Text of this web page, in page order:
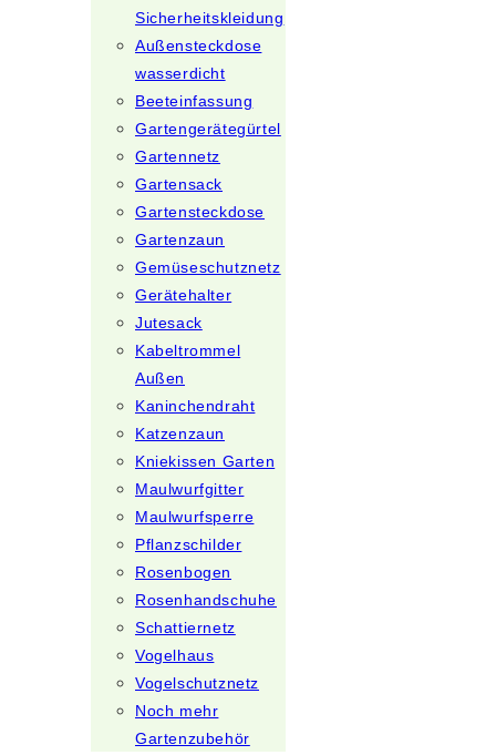
Sicherheitskleidung
Außensteckdose
wasserdicht
Beeteinfassung
Gartengerätegürtel
Gartennetz
Gartensack
Gartensteckdose
Gartenzaun
Gemüseschutznetz
Gerätehalter
Jutesack
Kabeltrommel
Außen
Kaninchendraht
Katzenzaun
Kniekissen Garten
Maulwurfgitter
Maulwurfsperre
Pflanzschilder
Rosenbogen
Rosenhandschuhe
Schattiernetz
Vogelhaus
Vogelschutznetz
Noch mehr
Gartenzubehör